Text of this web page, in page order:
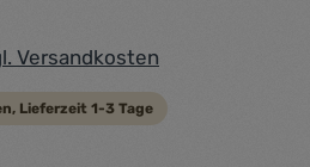
Versandkosten
Lieferzeit 1-3 Tage